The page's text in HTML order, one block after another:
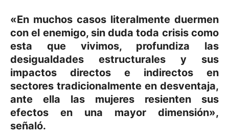
«En muchos casos literalmente duermen
con el enemigo, sin duda toda crisis como
esta que vivimos, profundiza las
desigualdades estructurales y sus
impactos directos e indirectos en
sectores tradicionalmente en desventaja,
ante ella las mujeres resienten sus
efectos en una mayor dimensión»,
señaló.